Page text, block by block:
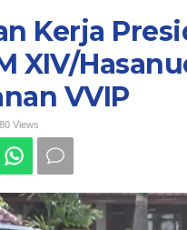
Kerja
XIV/
VVIP
Views